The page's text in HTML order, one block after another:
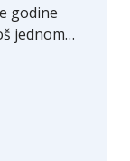
godine
jednom…